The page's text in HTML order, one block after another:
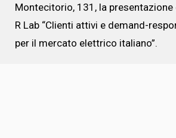
Montecitorio, 131, la
R Lab “Clienti attivi e demand-
per il mercato elettrico italiano”.